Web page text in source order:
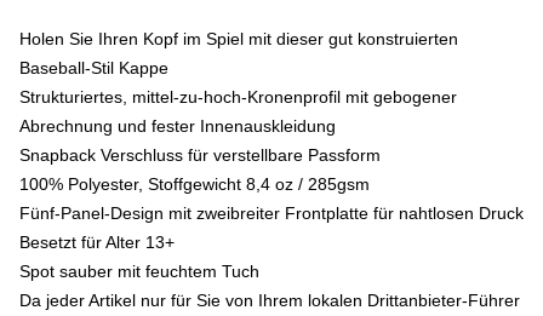
Holen Sie Ihren Kopf im Spiel mit dieser gut konstruierten
Baseball-Stil Kappe
Strukturiertes, mittel-zu-hoch-Kronenprofil mit gebogener
Abrechnung und fester Innenauskleidung
Snapback Verschluss für verstellbare Passform
100% Polyester, Stoffgewicht 8,4 oz / 285gsm
Fünf-Panel-Design mit zweibreiter Frontplatte für nahtlosen Druck
Besetzt für Alter 13+
Spot sauber mit feuchtem Tuch
Da jeder Artikel nur für Sie von Ihrem lokalen Drittanbieter-Führer